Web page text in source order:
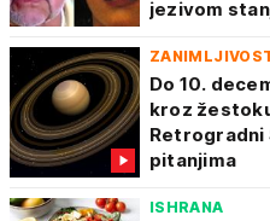
jezivom
Do 10.
kroz
Retrogradni
pitanjima
ISHRANA